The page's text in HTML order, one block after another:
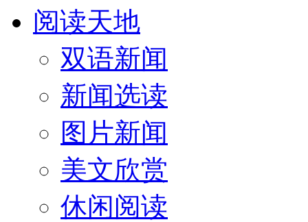
阅读天地
双语新闻
新闻选读
图片新闻
美文欣赏
休闲阅读